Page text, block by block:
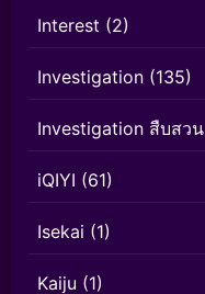
Interest (2)
Investigation (135)
Investigation สืบสวน
iQIYI (61)
Isekai (1)
Kaiju (1)